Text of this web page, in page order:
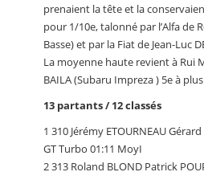
prenaient la tête et la
pour 1/10e, talonné par l’Alfa de
Basse) et par la Fiat de Jean-Luc
La moyenne haute revient à Rui
BAILA (Subaru Impreza ) 5e à
13 partants / 12 classés
1 310 Jérémy ETOURNEAU
GT Turbo 01:11 MoyI
2 313 Roland BLOND Patrick